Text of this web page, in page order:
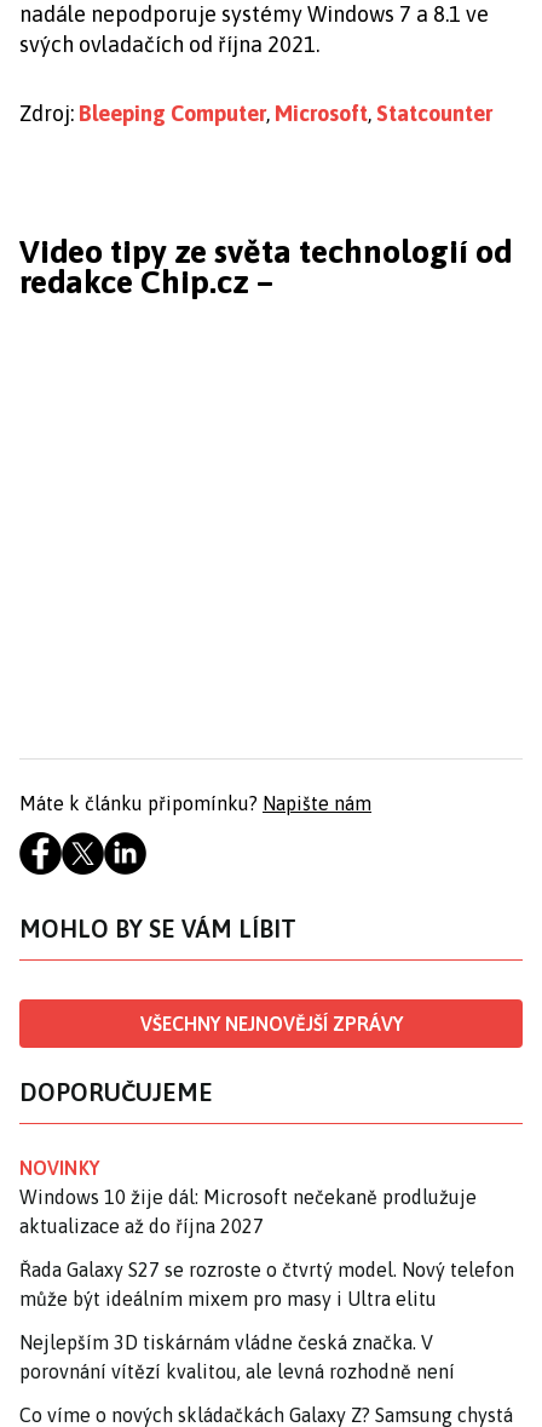
nadále nepodporuje systémy Windows 7 a 8.1 ve
svých ovladačích od října 2021.
Zdroj: Bleeping Computer, Microsoft, Statcounter
Video tipy ze světa technologií od
redakce Chip.cz –
Máte k článku připomínku? Napište nám
MOHLO BY SE VÁM LÍBIT
VŠECHNY NEJNOVĚJŠÍ ZPRÁVY
DOPORUČUJEME
NOVINKY
Windows 10 žije dál: Microsoft nečekaně prodlužuje
aktualizace až do října 2027
Řada Galaxy S27 se rozroste o čtvrtý model. Nový telefon
může být ideálním mixem pro masy i Ultra elitu
Nejlepším 3D tiskárnám vládne česká značka. V
porovnání vítězí kvalitou, ale levná rozhodně není
Co víme o nových skládačkách Galaxy Z? Samsung chystá